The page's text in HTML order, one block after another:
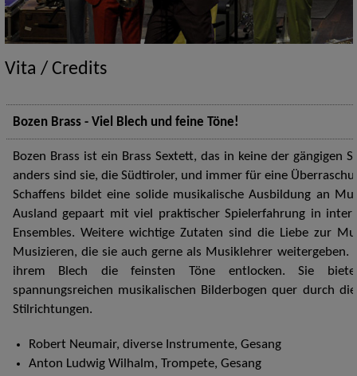
Vita / Credits
Bozen Brass - Viel Blech und feine Töne!
Bozen Brass ist ein Brass Sextett, das in keine der gängigen
anders sind sie, die Südtiroler, und immer für eine
Schaffens bildet eine solide musikalische Ausbildung an
Ausland gepaart mit viel praktischer Spielerfahrung in
Ensembles. Weitere wichtige Zutaten sind die Liebe zur
Musizieren, die sie auch gerne als Musiklehrer weitergeben.
ihrem Blech die feinsten Töne entlocken. Sie
spannungsreichen musikalischen Bilderbogen quer durch
Stilrichtungen.
Robert Neumair, diverse Instrumente, Gesang
Anton Ludwig Wilhalm, Trompete, Gesang